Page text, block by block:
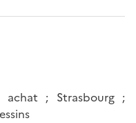
; Strasbourg ;